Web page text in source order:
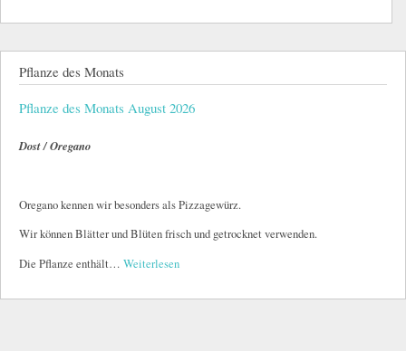
Pflanze des Monats
Pflanze des Monats August 2026
Dost / Oregano
Oregano kennen wir besonders als Pizzagewürz.
Wir können Blätter und Blüten frisch und getrocknet verwenden.
Die Pflanze enthält… Weiterlesen